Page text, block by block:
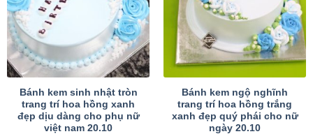
Bánh kem sinh nhật tròn
trang trí hoa hồng xanh
đẹp dịu dàng cho phụ nữ
việt nam 20.10
Bánh kem ngộ nghĩnh
trang trí hoa hồng trắng
xanh đẹp quý phái cho nữ
ngày 20.10